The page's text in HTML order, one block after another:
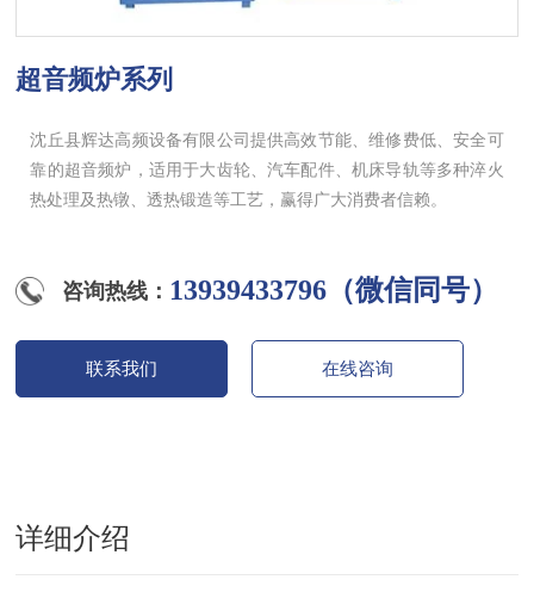
超音频炉系列
沈丘县辉达高频设备有限公司提供高效节能、维修费低、安全可
靠的超音频炉，适用于大齿轮、汽车配件、机床导轨等多种淬火
热处理及热镦、透热锻造等工艺，赢得广大消费者信赖。
咨询热线： 13939433796（微信同号）
联系我们 在线咨询
详细介绍